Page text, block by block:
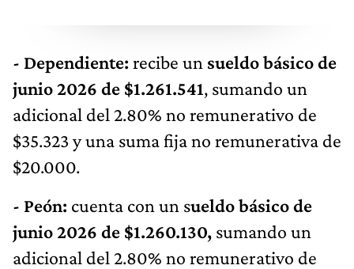
- Dependiente: recibe un sueldo básico de
junio 2026 de $1.261.541, sumando un
adicional del 2.80% no remunerativo de
$35.323 y una suma fija no remunerativa de
$20.000.
- Peón: cuenta con un sueldo básico de
junio 2026 de $1.260.130, sumando un
adicional del 2.80% no remunerativo de